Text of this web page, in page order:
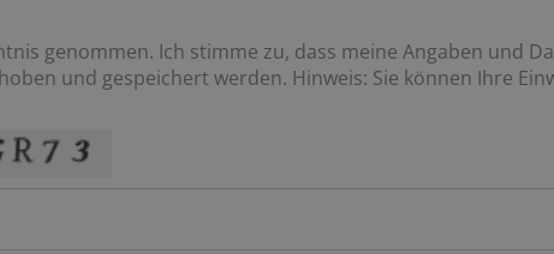
genommen. Ich stimme zu, dass meine Angaben und
und gespeichert werden. Hinweis: Sie können Ihre